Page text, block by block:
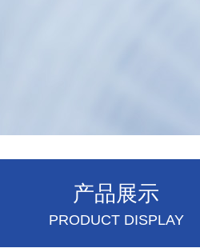
产品展示
PRODUCT DISPLAY